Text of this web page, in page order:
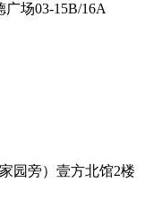
场03-15B/16A
园旁）壹方北馆2楼